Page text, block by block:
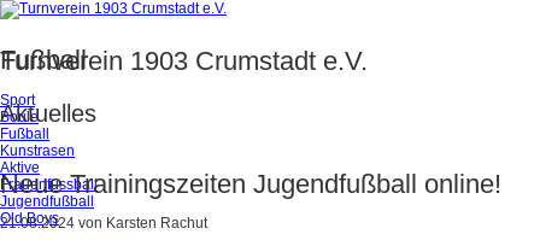
Turnverein 1903 Crumstadt e.V.
Sport
Boule
Fußball
Kunstrasen
Aktive
Frauenfussball
Jugendfußball
Old Boys
Fußball
Aktuelles
Neue Trainingszeiten Jugendfußball online!
21.08.2024 von Karsten Rachut